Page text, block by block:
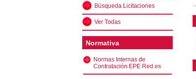
Búsqueda Licitaciones
Ver Todas
Normativa
Normas Internas de
Contratación EPE Red.es